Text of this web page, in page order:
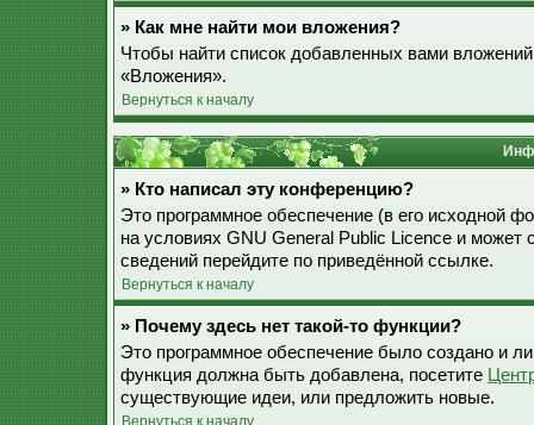
» Как мне найти мои вложения?
Чтобы найти список добавленных вами
«Вложения».
Вернуться к началу
» Кто написал эту конференцию?
Это программное обеспечение (в его исходной
на условиях GNU General Public Licence и
сведений перейдите по приведённой ссылке.
Вернуться к началу
» Почему здесь нет такой-то функции?
Это программное обеспечение было создано и
функция должна быть добавлена, посетите
существующие идеи, или предложить новые.
Вернуться к началу